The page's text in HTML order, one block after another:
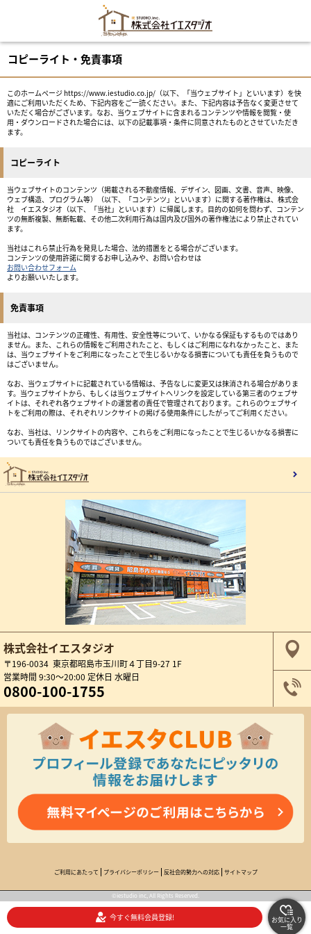
コピーライト・免責事項
このホームページ https://www.iestudio.co.jp/（以下、「当ウェブサイト」といいます）を快
適にご利用いただくため、下記内容をご一読ください。また、下記内容は予告なく変更させて
いただく場合がございます。なお、当ウェブサイトに含まれるコンテンツや情報を閲覧・使
用・ダウンロードされた場合には、以下の記載事項・条件に同意されたものとさせていただき
ます。
コピーライト
当ウェブサイトのコンテンツ（掲載される不動産情報、デザイン、図画、文書、音声、映像、
ウェブ構造、プログラム等）（以下、「コンテンツ」といいます）に関する著作権は、株式会
社 イエスタジオ（以下、「当社」といいます）に帰属します。目的の如何を問わず、コンテン
ツの無断複製、無断転載、その他二次利用行為は国内及び国外の著作権法により禁止されてい
ます。
当社はこれら禁止行為を発見した場合、法的措置をとる場合がございます。
コンテンツの使用許諾に関するお申し込みや、お問い合わせは
お問い合わせフォーム
よりお願いいたします。
免責事項
当社は、コンテンツの正確性、有用性、安全性等について、いかなる保証もするものではあり
ません。また、これらの情報をご利用されたこと、もしくはご利用になれなかったこと、また
は、当ウェブサイトをご利用になったことで生じるいかなる損害についても責任を負うもので
はございません。
なお、当ウェブサイトに記載されている情報は、予告なしに変更又は抹消される場合がありま
す。当ウェブサイトから、もしくは当ウェブサイトへリンクを設定している第三者のウェブサ
イトは、それぞれ各ウェブサイトの運営者の責任で管理されております。これらのウェブサイ
トをご利用の際は、それぞれリンクサイトの掲げる使用条件にしたがってご利用ください。
なお、当社は、リンクサイトの内容や、これらをご利用になったことで生じるいかなる損害に
ついても責任を負うものではございません。
株式会社イエスタジオ
〒196-0034 東京都昭島市玉川町４丁目9-27 1F
営業時間 9:30～20:00 定休日 水曜日
0800-100-1755
ご利用にあたって プライバシーポリシー 反社会的勢力への対応 サイトマップ
©iestudio inc, All Rights Reserved.
今すぐ無料会員登録! お気に入り
一覧